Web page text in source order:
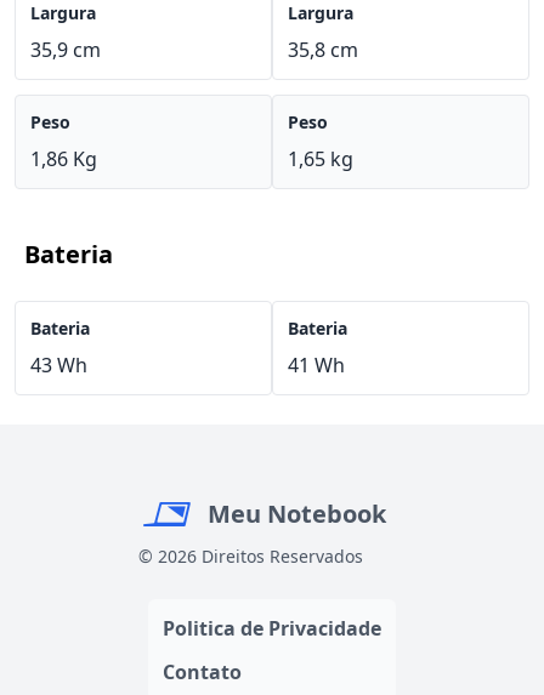
Largura
35,9 cm
Peso
1,86 Kg
Largura
35,8 cm
Peso
1,65 kg
Bateria
Bateria
43 Wh
Bateria
41 Wh
Meu Notebook
© 2026 Direitos Reservados
Politica de Privacidade
Contato